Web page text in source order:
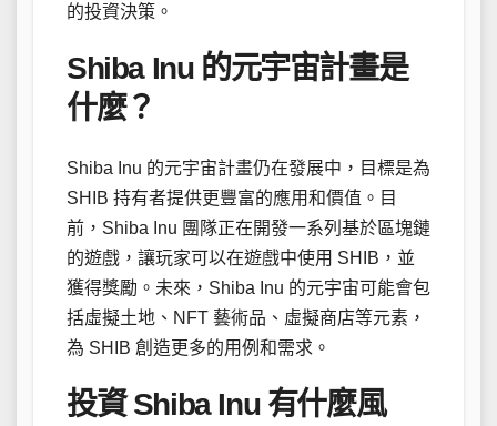
的投資決策。
Shiba Inu 的元宇宙計畫是
什麼？
Shiba Inu 的元宇宙計畫仍在發展中，目標是為
SHIB 持有者提供更豐富的應用和價值。目
前，Shiba Inu 團隊正在開發一系列基於區塊鏈
的遊戲，讓玩家可以在遊戲中使用 SHIB，並
獲得獎勵。未來，Shiba Inu 的元宇宙可能會包
括虛擬土地、NFT 藝術品、虛擬商店等元素，
為 SHIB 創造更多的用例和需求。
投資 Shiba Inu 有什麼風